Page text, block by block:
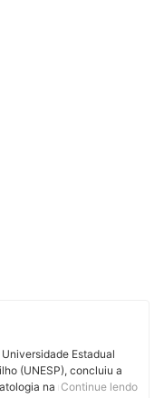
Estadual
(UNESP), concluiu a
na mesma
Continue lendo